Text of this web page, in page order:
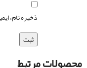
ذخیره نام،
محصولات مرتبط